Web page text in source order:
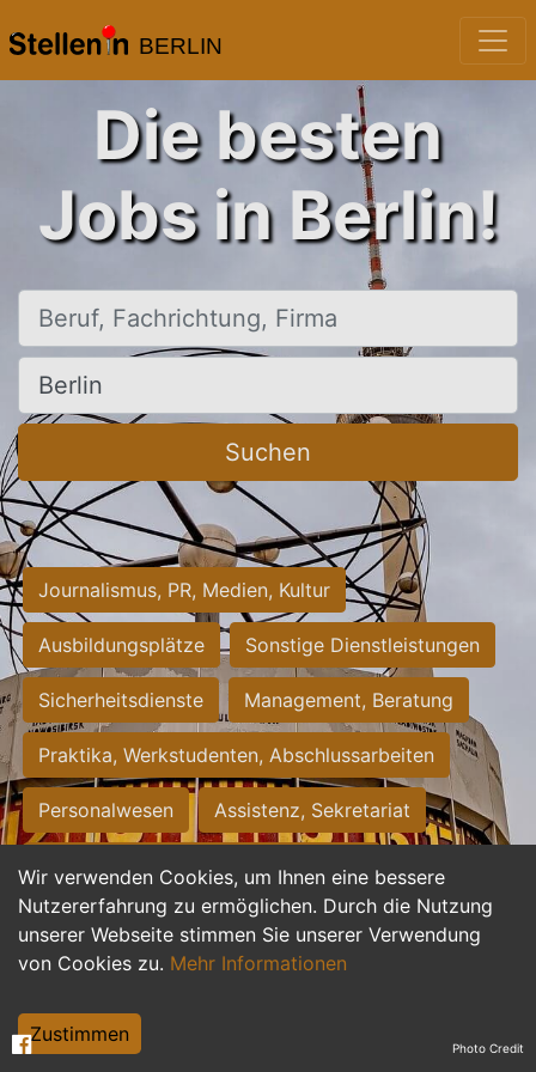
BERLIN
Wir verwenden Cookies, um Ihnen eine bessere
Nutzererfahrung zu ermöglichen. Durch die Nutzung
unserer Webseite stimmen Sie unserer Verwendung
von Cookies zu. Mehr Informationen
Zustimmen
Die besten
Jobs in Berlin!
Beruf, Fachrichtung, Firma
Ort, Stadt
Suchen
Journalismus, PR, Medien, Kultur
Ausbildungsplätze Sonstige Dienstleistungen
Sicherheitsdienste Management, Beratung
Praktika, Werkstudenten, Abschlussarbeiten
Personalwesen Assistenz, Sekretariat
Hilfskräfte, Aushilfs- und Nebenjobs
Einkauf, Logistik, Materialwirtschaft
Weiterbildung, Studium, duale Ausbildung
Tourismus
Photo Credit